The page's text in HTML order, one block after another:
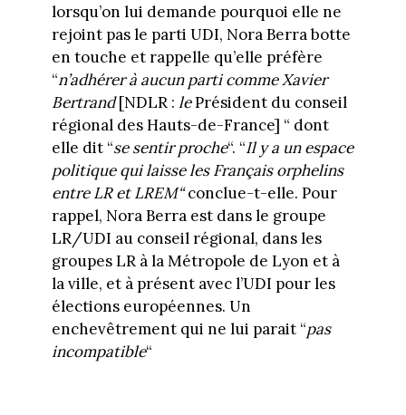
lorsqu’on lui demande pourquoi elle ne
rejoint pas le parti UDI, Nora Berra botte
en touche et rappelle qu’elle préfère
“n’adhérer à aucun parti comme Xavier
Bertrand[NDLR : lePrésident du conseil
régional des Hauts-de-France] “ dont
elle dit “se sentir proche“. “Il y a un espace
politique qui laisse les Français orphelins
entre LR et LREM“conclue-t-elle. Pour
rappel, Nora Berra est dans le groupe
LR/UDI au conseil régional, dans les
groupes LR à la Métropole de Lyon et à
la ville, et à présent avec l’UDI pour les
élections européennes. Un
enchevêtrement qui ne lui parait “pas
incompatible“